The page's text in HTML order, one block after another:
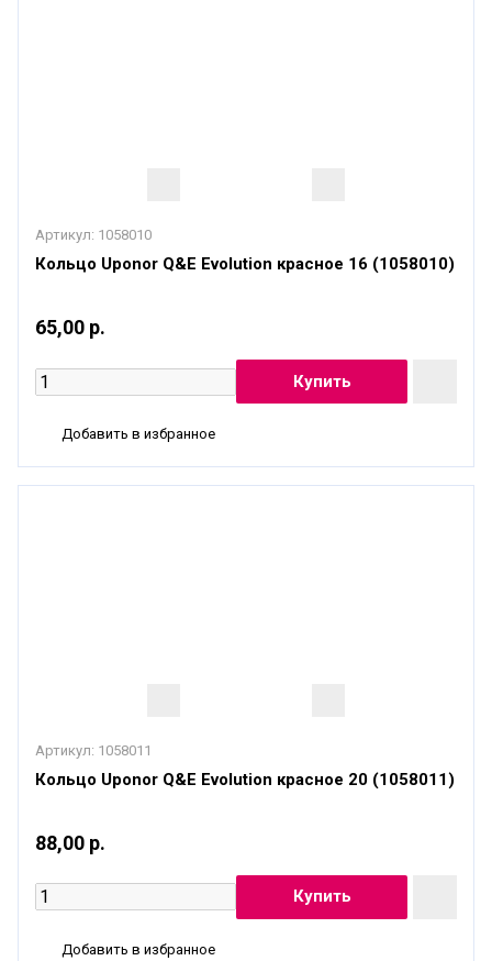
Артикул: 1058010
Кольцо Uponor Q&E Evolution красное 16 (1058010)
65,00 р.
Добавить в избранное
Артикул: 1058011
Кольцо Uponor Q&E Evolution красное 20 (1058011)
88,00 р.
Добавить в избранное